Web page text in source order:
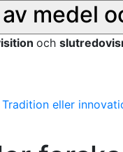
medel
och
eller